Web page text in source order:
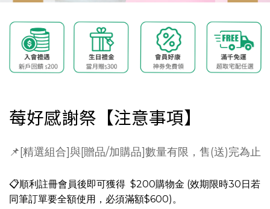
莓好感謝祭【注意事項】
📌[精選組合]與[贈品/加購品]數量有限，售(送)完為止
📋順利註冊會員後即可獲得 $200購物金 (效期限時30日若
同筆訂單要全額使用，必須滿額$600)。